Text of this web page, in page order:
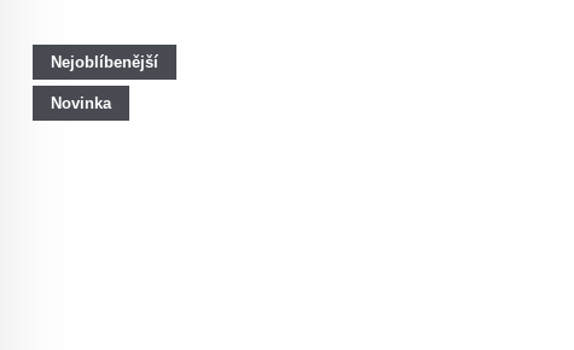
Nejoblíbenější
Novinka